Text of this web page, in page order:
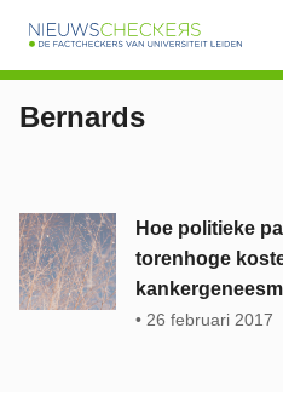
Bernards
Hoe politieke
torenhoge
26 februari 2017